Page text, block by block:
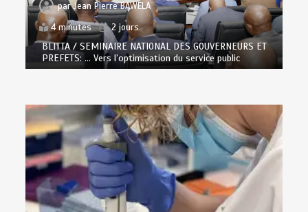
parJean Pierre BAWELA
4 minutes
2 jours
BLITTA / SEMINAIRE NATIONAL DES GOUVERNEURS ET
PREFETS: … Vers l’optimisation du service public